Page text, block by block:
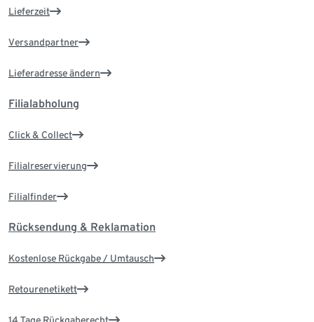
Lieferzeit
Versandpartner
Lieferadresse ändern
Filialabholung
Click & Collect
Filialreservierung
Filialfinder
Rücksendung & Reklamation
Kostenlose Rückgabe / Umtausch
Retourenetikett